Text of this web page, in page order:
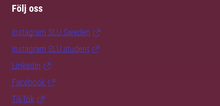
Följ oss
Instagram SLU.Sweden
Instagram SLU.student
LinkedIn
Facebook
TikTok